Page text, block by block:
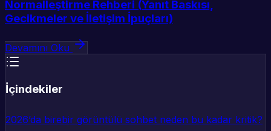
Normalleştirme Rehberi (Yanıt Baskısı,
Gecikmeler ve İletişim İpuçları)
Devamını Oku
İçindekiler
2026’da birebir görüntülü sohbet neden bu kadar kritik?